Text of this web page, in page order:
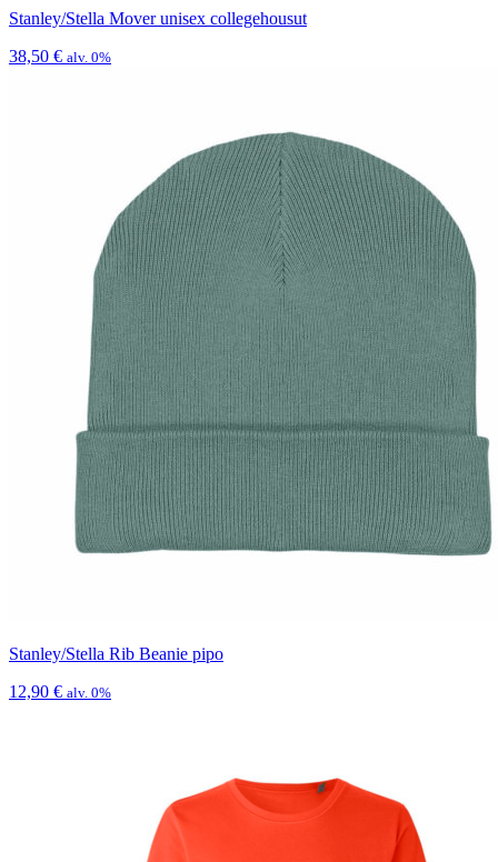
Stanley/Stella Mover unisex collegehousut
38,50 € alv. 0%
Stanley/Stella Rib Beanie pipo
12,90 € alv. 0%